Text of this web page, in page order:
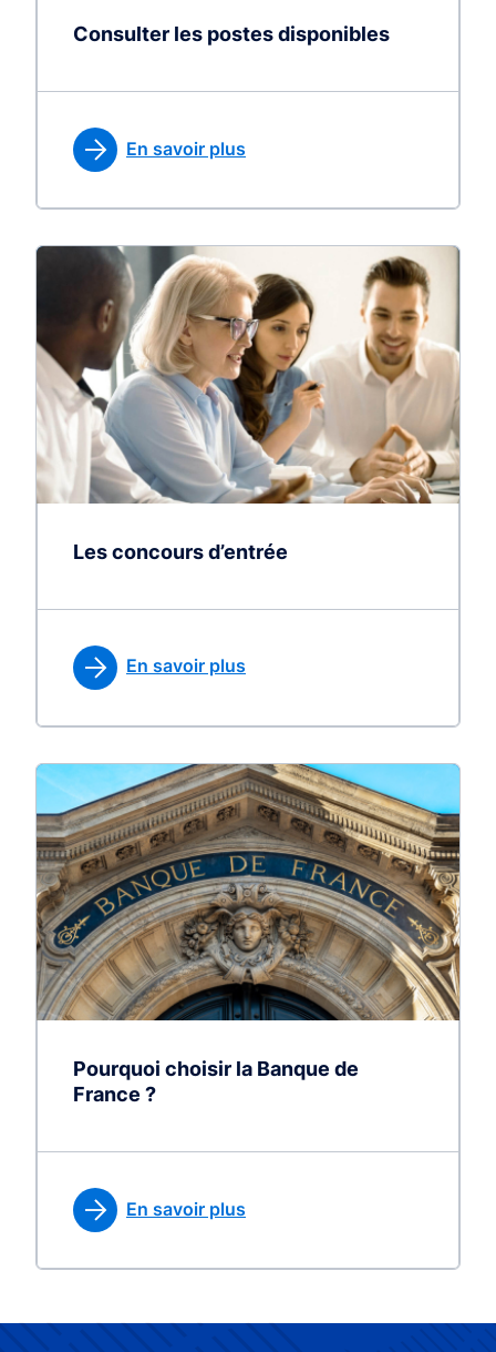
Consulter les postes disponibles
En savoir plus
Les concours d’entrée
En savoir plus
Pourquoi choisir la Banque de
France ?
En savoir plus